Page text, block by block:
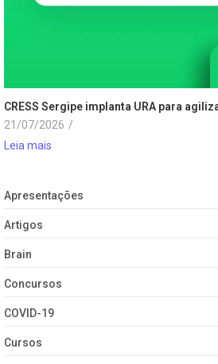
CRESS Sergipe implanta URA para
21/07/2026 /
Leia mais
Apresentações
Artigos
Brain
Concursos
COVID-19
Cursos